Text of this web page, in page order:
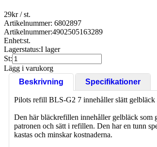
29kr/ st.
Artikelnummer: 6802897
Artikelnummer:4902505163289
Enhet:st.
Lagerstatus:I lager
St:
Lägg i varukorg
Beskrivning
Specifikationer
Pilots refill BLS-G2 7 innehåller slätt gelbläck
Den här bläckrefillen innehåller gelbläck som
patronen och sätt i refillen. Den har en tunn
kastas och minskar kostnaderna.